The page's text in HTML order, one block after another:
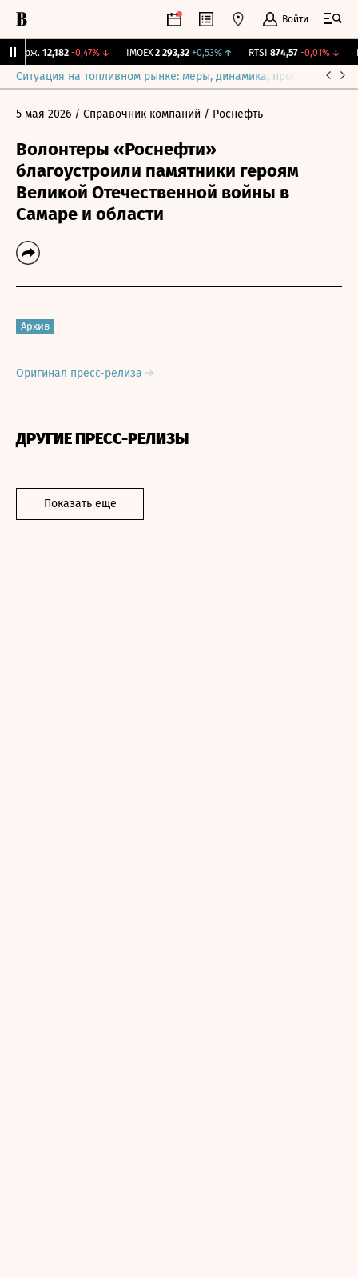
Войти
Бирж. 12,182 -0,47%↓ IMOEX 2 293,32 +0,53%↑ RTSI 874,57 -0,01% ↓
Ситуация на топливном рынке: меры, динамика, прогнозы
5 мая 2026 / Справочник компаний / Роснефть
Волонтеры «Роснефти»
благоустроили памятники героям
Великой Отечественной войны в
Самаре и области
Архив
Оригинал пресс-релиза
ДРУГИЕ ПРЕСС-РЕЛИЗЫ
Показать еще